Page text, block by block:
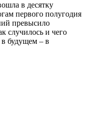
в десятку
первого полугодия
превысило
случилось и чего
будущем – в